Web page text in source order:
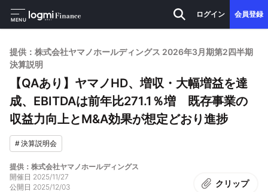
MENU
ログイン 会員登録
提供：株式会社ヤマノホールディングス 2026年3月期第2四半期
決算説明
【QAあり】ヤマノHD、増収・大幅増益を達
成、EBITDAは前年比271.1％増 既存事業の
収益力向上とM&A効果が想定どおり進捗
#決算説明会
提供：株式会社ヤマノホールディングス
開催日 2025/11/27
公開日 2025/12/03 クリップ